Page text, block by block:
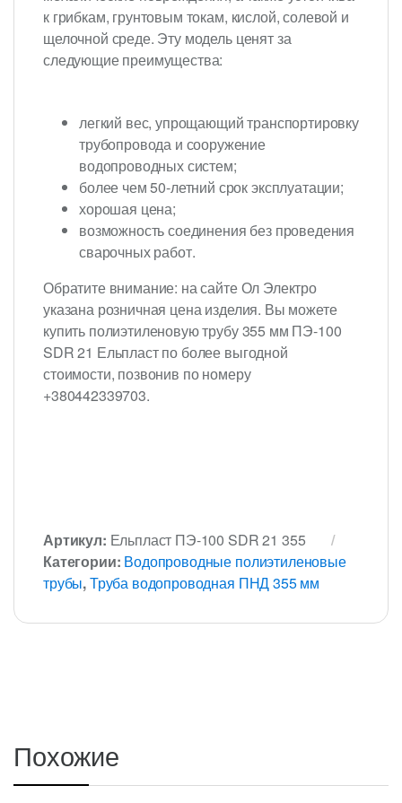
к грибкам, грунтовым токам, кислой, солевой и
щелочной среде. Эту модель ценят за
следующие преимущества:
легкий вес, упрощающий транспортировку
трубопровода и сооружение
водопроводных систем;
более чем 50-летний срок эксплуатации;
хорошая цена;
возможность соединения без проведения
сварочных работ.
Обратите внимание: на сайте Ол Электро
указана розничная цена изделия. Вы можете
купить полиэтиленовую трубу 355 мм ПЭ-100
SDR 21 Ельпласт по более выгодной
стоимости, позвонив по номеру
+380442339703.
Артикул: Ельпласт ПЭ-100 SDR 21 355
Категории: Водопроводные полиэтиленовые
трубы,Труба водопроводная ПНД 355 мм
Похожие